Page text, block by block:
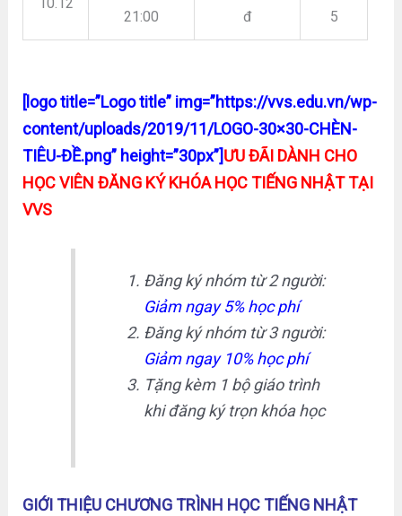
21:00 đ 5
[logo title=”Logo title” img=”https://vvs.edu.vn/wp-
content/uploads/2019/11/LOGO-30×30-CHÈN-
TIÊU-ĐỀ.png” height=”30px”]ƯU ĐÃI DÀNH CHO
HỌC VIÊN ĐĂNG KÝ KHÓA HỌC TIẾNG NHẬT TẠI
VVS
Đăng ký nhóm từ 2 người:
Giảm ngay 5% học phí
Đăng ký nhóm từ 3 người:
Giảm ngay 10% học phí
Tặng kèm 1 bộ giáo trình
khi đăng ký trọn khóa học
GIỚI THIỆU CHƯƠNG TRÌNH HỌC TIẾNG NHẬT